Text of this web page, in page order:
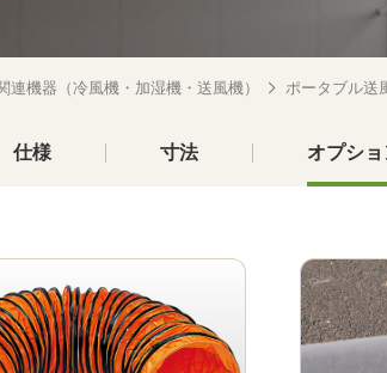
連機器（冷風機・加湿機・送風機） ポータブル送
仕様 寸法 オプショ